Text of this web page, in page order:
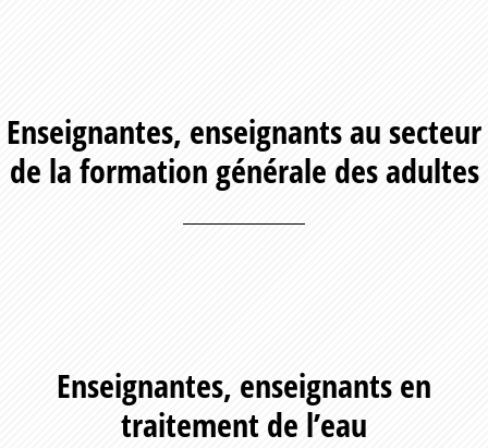
Enseignantes, enseignants au secteur
de la formation générale des adultes
Enseignantes, enseignants en
traitement de l’eau